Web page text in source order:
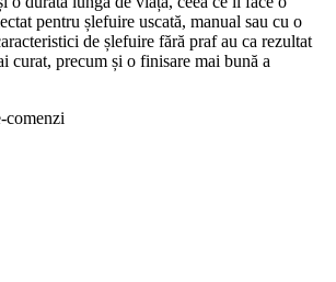
pentru șlefuire uscată, manual sau cu o
de șlefuire fără praf au ca rezultat
curat, precum și o finisare mai bună a
comenzi